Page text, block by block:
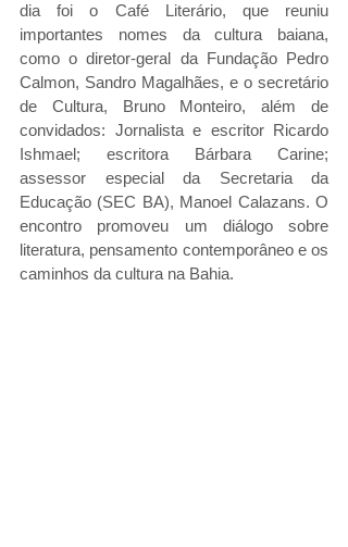
dia foi o Café Literário, que reuniu
importantes nomes da cultura baiana,
como o diretor-geral da Fundação Pedro
Calmon, Sandro Magalhães, e o secretário
de Cultura, Bruno Monteiro, além de
convidados: Jornalista e escritor Ricardo
Ishmael; escritora Bárbara Carine;
assessor especial da Secretaria da
Educação (SEC BA), Manoel Calazans. O
encontro promoveu um diálogo sobre
literatura, pensamento contemporâneo e os
caminhos da cultura na Bahia.